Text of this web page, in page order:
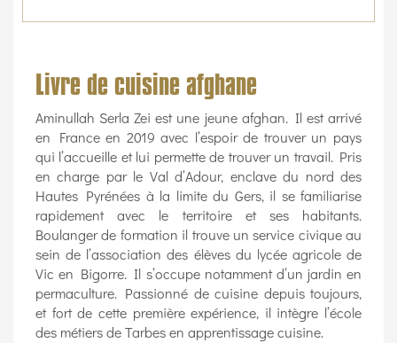
Livre de cuisine afghane
Aminullah Serla Zei est une jeune afghan. Il est arrivé
en France en 2019 avec l’espoir de trouver un pays
qui l’accueille et lui permette de trouver un travail. Pris
en charge par le Val d’Adour, enclave du nord des
Hautes Pyrénées à la limite du Gers, il se familiarise
rapidement avec le territoire et ses habitants.
Boulanger de formation il trouve un service civique au
sein de l’association des élèves du lycée agricole de
Vic en Bigorre. Il s’occupe notamment d’un jardin en
permaculture. Passionné de cuisine depuis toujours,
et fort de cette première expérience, il intègre l’école
des métiers de Tarbes en apprentissage cuisine.